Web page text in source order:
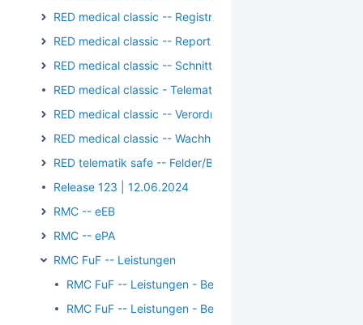
RED medical classic -- Registrierung/Login
RED medical classic -- Reports und Auswertungen
RED medical classic -- Schnittstellen
RED medical classic - Telematik - Kartenterminal - PIN-
RED medical classic -- Verordnungen
RED medical classic -- Wachhund
RED telematik safe -- Felder/Bilder
Release 123 | 12.06.2024
RMC -- eEB
RMC -- ePA
RMC FuF -- Leistungen
RMC FuF -- Leistungen - Begründungen - Begründung
RMC FuF -- Leistungen - Begründungen - Chirurgie